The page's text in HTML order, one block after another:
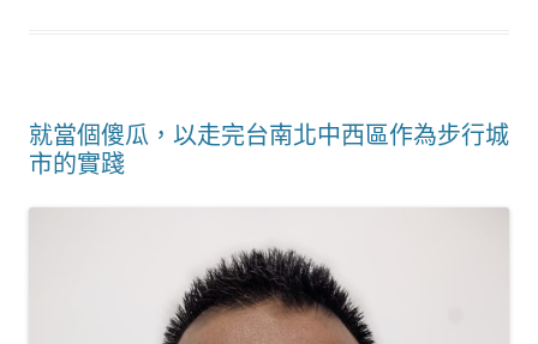
就當個傻瓜，以走完台南北中西區作為步行城
市的實踐